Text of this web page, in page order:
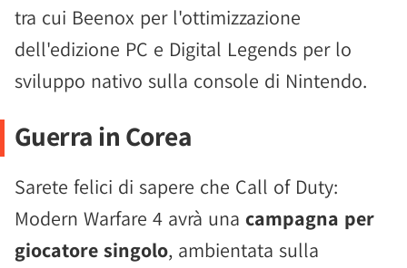
tra cui Beenox per l'ottimizzazione
dell'edizione PC e Digital Legends per lo
sviluppo nativo sulla console di Nintendo.
Guerra in Corea
Sarete felici di sapere che Call of Duty:
Modern Warfare 4 avrà una campagna per
giocatore singolo, ambientata sulla